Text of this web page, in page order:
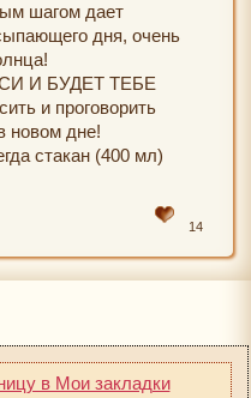
шагом дает
дня, очень
И БУДЕТ ТЕБЕ
и проговорить
новом дне!
стакан (400 мл)
14
в Мои закладки